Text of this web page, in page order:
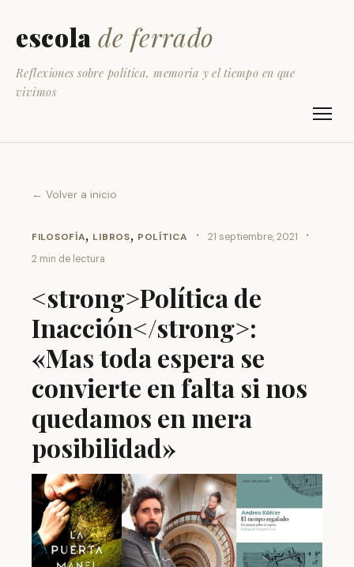
escola de ferrado
Reflexiones sobre política, memoria y el tiempo en que
vivimos
← Volver a inicio
FILOSOFÍA, LIBROS, POLÍTICA · 21 septiembre, 2021 ·
2 min de lectura
<strong>Política de
Inacción</strong>:
«Mas toda espera se
convierte en falta si nos
quedamos en mera
posibilidad»